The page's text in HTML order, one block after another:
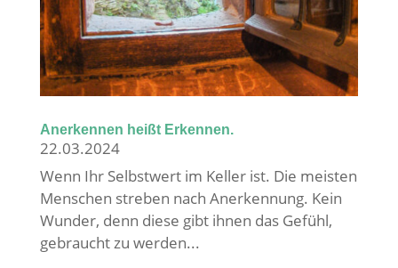
Anerkennen heißt Erkennen.
22.03.2024
Wenn Ihr Selbstwert im Keller ist. Die meisten
Menschen streben nach Anerkennung. Kein
Wunder, denn diese gibt ihnen das Gefühl,
gebraucht zu werden...